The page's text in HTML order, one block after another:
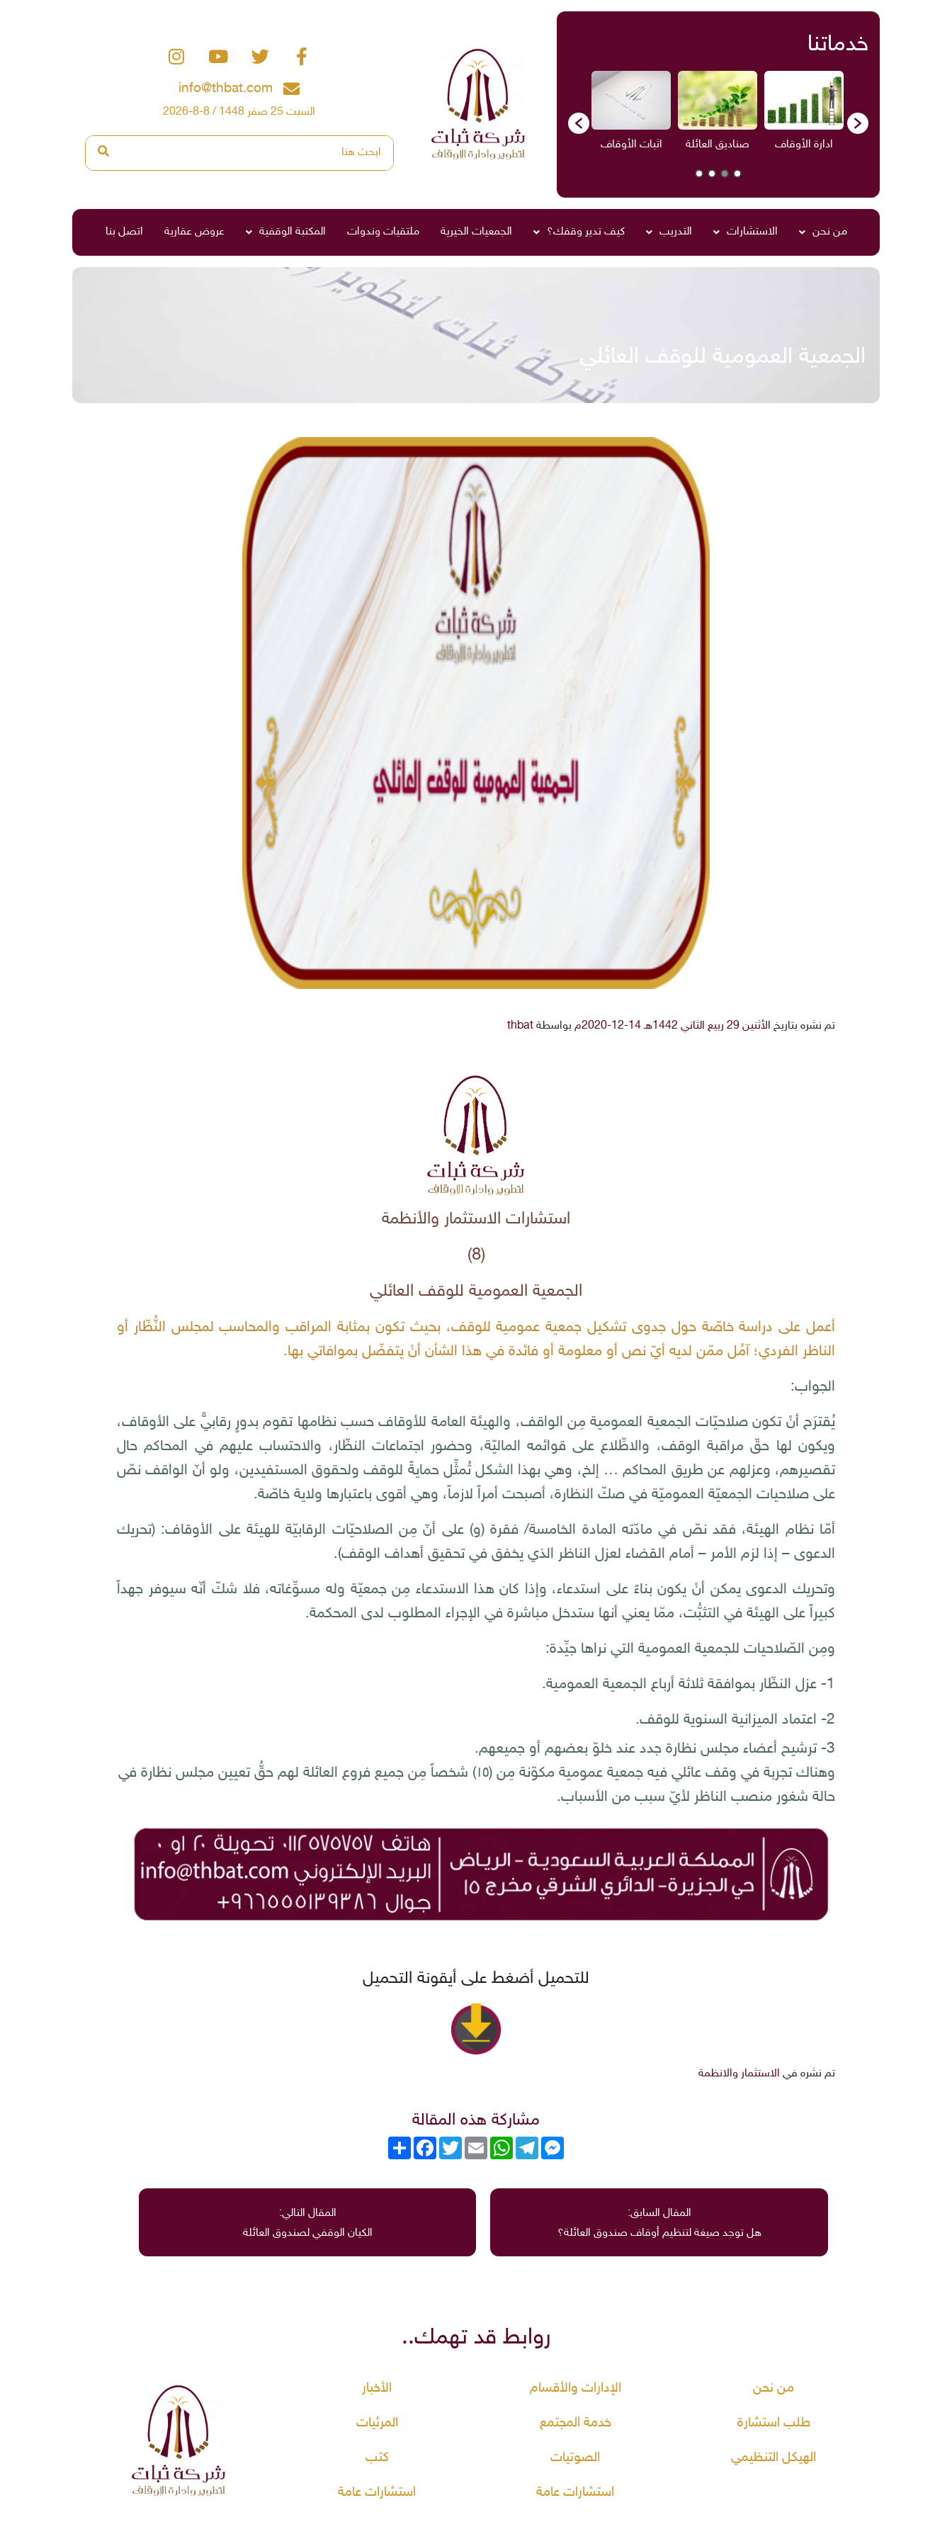
خدماتنا
ادارة الأوقاف صناديق العائلة اثبات الأوقاف الاستشارات ادارة الأوقاف صناديق العائلة
info@thbat.com
السبت 25 صفر 1448 / 8-8-2026
من نحن الاستشارات التدريب كيف تدير وقفك؟ الجمعيات الخيرية ملتقيات وندوات المكتبة الوقفية عروض عقارية اتصل بنا
الجمعية العمومية للوقف العائلي
تم نشره بتاريخ الأثنين 29 ربيع الثاني 1442هـ 14-12-2020م بواسطة thbat
استشارات الاستثمار والأنظمة
(8)
الجمعية العمومية للوقف العائلي
أعمل على دراسة خاصّة حول جدوى تشكيل جمعية عمومية للوقف، بحيث تكون بمثابة المراقب والمحاسب لمجلس النُّظّار أو
الناظر الفردي؛ آمُل ممّن لديه أيّ نص أو معلومة أو فائدة في هذا الشأن أنْ يتفضّل بموافاتي بها.
الجواب:
يُقترَح أنْ تكون صلاحيّات الجمعية العمومية مِن الواقف، والهيئة العامة للأوقاف حسب نظامها تقوم بدورٍ رقابيٍّ على الأوقاف،
ويكون لها حقّ مراقبة الوقف، والاطِّلاع على قوائمه الماليّة، وحضور اجتماعات النظّار، والاحتساب عليهم في المحاكم حال
تقصيرهم، وعزلهم عن طريق المحاكم … إلخ، وهي بهذا الشكل تُمثِّل حمايةً للوقف ولحقوق المستفيدين، ولو أنّ الواقف نصّ
على صلاحيات الجمعيّة العموميّة في صكّ النظارة، أصبحت أمراً لازماً، وهي أقوى باعتبارها ولاية خاصّة.
أمّا نظام الهيئة، فقد نصّ في مادّته المادة الخامسة/ فقرة (و) على أنّ مِن الصلاحيّات الرقابيّة للهيئة على الأوقاف: (تحريك
الدعوى – إذا لزم الأمر – أمام القضاء لعزل الناظر الذي يخفق في تحقيق أهداف الوقف).
وتحريك الدعوى يمكن أنْ يكون بناءً على استدعاء، وإذا كان هذا الاستدعاء مِن جمعيّة وله مسوِّغاته، فلا شكّ أنّه سيوفر جهداً
كبيراً على الهيئة في التثبُّت، ممّا يعني أنها ستدخل مباشرة في الإجراء المطلوب لدى المحكمة.
ومِن الصّلاحيات للجمعية العمومية التي نراها جيِّدة:
1- عزل النظّار بموافقة ثلاثة أرباع الجمعية العمومية.
2- اعتماد الميزانية السنوية للوقف.
3- ترشيح أعضاء مجلس نظارة جدد عند خلوّ بعضهم أو جميعهم.
وهناك تجربة في وقف عائلي فيه جمعية عمومية مكوّنة مِن (١٥) شخصاً مِن جميع فروع العائلة لهم حقُّ تعيين مجلس نظارة في
حالة شغور منصب الناظر لأيّ سبب من الأسباب.
للتحميل أضغط على أيقونة التحميل
تم نشره في الاستثمار والانظمة
مشاركة هذه المقالة
انشر
FacebookTwitterEmail
WhatsAppTelegram
Messenger
المقال السابق:
هل توجد صيغة لتنظيم أوقاف صندوق العائلة؟
المقال التالي:
الكيان الوقفي لصندوق العائلة
روابط قد تهمك..
من نحن
طلب استشارة
الهيكل التنظيمي
الإدارات والأقسام
خدمة المجتمع
الصوتيات
استشارات عامة
الأخبار
المرئيات
كتب
استشارات عامة